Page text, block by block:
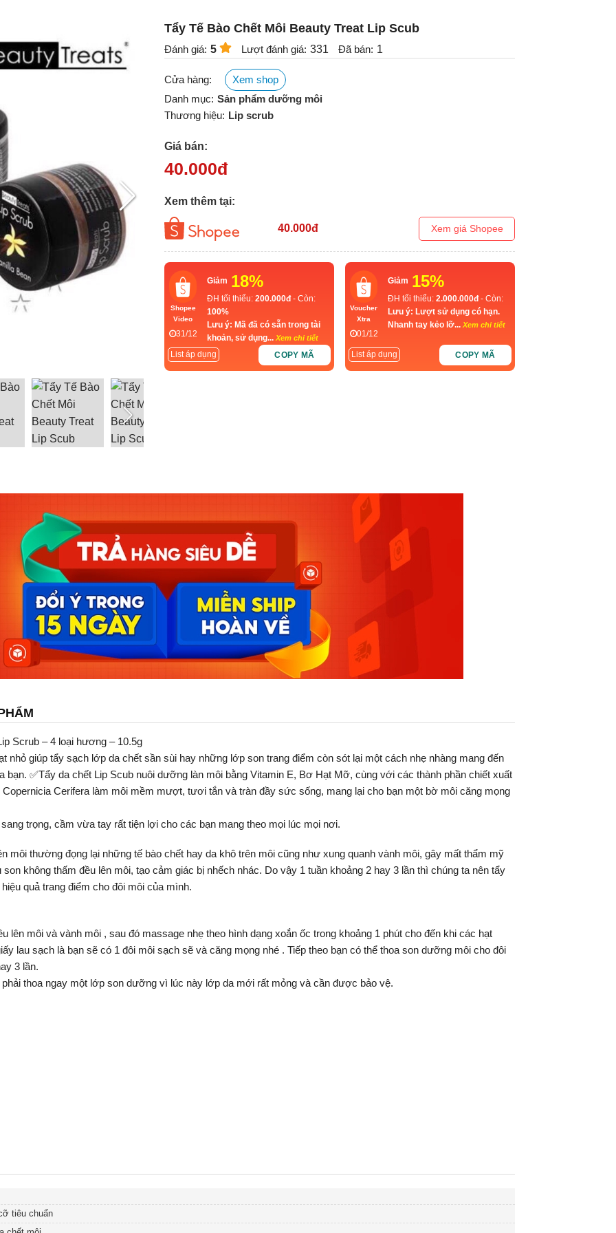
Tẩy Tế Bào Chết Môi Beauty Treat Lip Scub
Đánh giá: 5 Lượt đánh giá: 331 Đã bán: 1
Cửa hàng:
Xem shop
Danh mục: Sản phẩm dưỡng môi
Thương hiệu: Lip scrub
Giá bán:
40.000đ
Xem thêm tại:
40.000đ Xem giá Shopee
Shopee
Video
31/12
Giảm 18%
ĐH tối thiểu: 200.000đ - Còn:
100%
Lưu ý: Mã đã có sẵn trong tài
khoản, sử dụng... Xem chi tiết
List áp dụng COPY MÃ
Voucher
Xtra
01/12
Giảm 15%
ĐH tối thiểu: 2.000.000đ - Còn:
Lưu ý: Lượt sử dụng có hạn.
Nhanh tay kẻo lỡ... Xem chi tiết
List áp dụng COPY MÃ
Scrub – 4 loại hương – 10.5g
nhỏ giúp tẩy sạch lớp da chết sần sùi hay những lớp son trang điểm còn sót lại một cách nhẹ nhàng mang đến
bạn. ✅Tẩy da chết Lip Scub nuôi dưỡng làn môi bằng Vitamin E, Bơ Hạt Mỡ, cùng với các thành phần chiết xuất
Copernicia Cerifera làm môi mềm mượt, tươi tắn và tràn đầy sức sống, mang lại cho bạn một bờ môi căng mọng
trọng, cầm vừa tay rất tiện lợi cho các bạn mang theo mọi lúc mọi nơi.
môi thường đọng lại những tế bào chết hay da khô trên môi cũng như xung quanh vành môi, gây mất thẩm mỹ
không thấm đều lên môi, tạo cảm giác bị nhếch nhác. Do vậy 1 tuần khoảng 2 hay 3 lần thì chúng ta nên tẩy
quả trang điểm cho đôi môi của mình.
lên môi và vành môi , sau đó massage nhẹ theo hình dạng xoắn ốc trong khoảng 1 phút cho đến khi các hạt
lau sạch là bạn sẽ có 1 đôi môi sạch sẽ và căng mọng nhé . Tiếp theo bạn có thể thoa son dưỡng môi cho đôi
3 lần.
thoa ngay một lớp son dưỡng vì lúc này lớp da mới rất mỏng và cần được bảo vệ.
tiêu chuẩn